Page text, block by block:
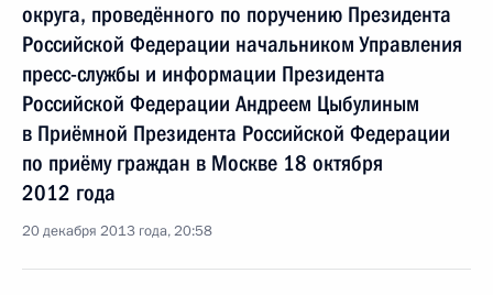
округа, проведённого по поручению Президента
Российской Федерации начальником Управления
пресс-службы и информации Президента
Российской Федерации Андреем Цыбулиным
в Приёмной Президента Российской Федерации
по приёму граждан в Москве 18 октября
2012 года
20 декабря 2013 года, 20:58